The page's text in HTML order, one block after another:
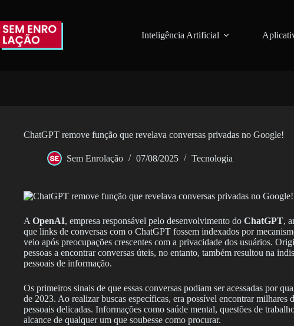
o
conteúdo
Inteligência Artificial
ChatGPT remove função que revelava conversas privadas no Google!
Sem Enrolação 07/08/2025 Tecnologia
A OpenAI, empresa responsável pelo desenvolvimento do ChatGPT,
que links de conversas com o ChatGPT fossem indexados por
veio após preocupações crescentes com a privacidade dos usuários.
pessoas a encontrar conversas úteis, no entanto, também resultou na
pessoais de informação.
Os primeiros sinais de que essas conversas podiam ser acessadas por
de 2023. Ao realizar buscas específicas, era possível encontrar milhares
pessoais delicadas. Informações como saúde mental, questões de
alcance de qualquer um que soubesse como procurar.